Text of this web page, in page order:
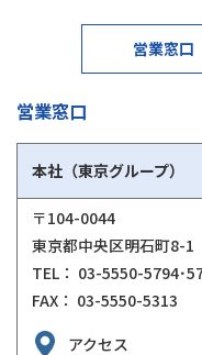
営業窓⼝
営業窓口
本社（東京グループ）
〒104-0044
東京都中央区明⽯町8-1
TEL： 03-5550-5794･
FAX： 03-5550-5313
アクセス